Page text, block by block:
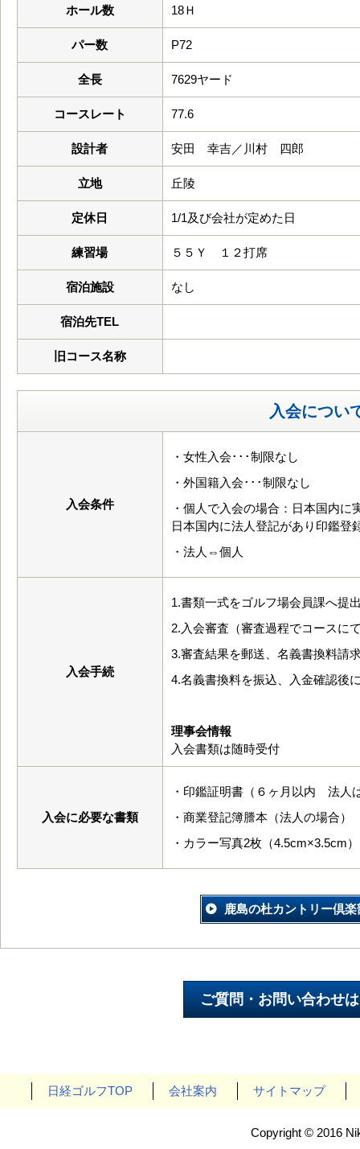
ホール数 18Ｈ
パー数 P72
全長 7629ヤード
コースレート 77.6
設計者 安田 幸吉／川村 四郎
立地 丘陵
定休日 1/1及び会社が定めた日
練習場 ５５Ｙ １２打席
宿泊施設 なし
宿泊先TEL
旧コース名称
入会につい
入会条件
・女性入会･･･制限なし
・外国籍入会･･･制限なし
・個人で入会の場合：日本国内
日本国内に法人登記があり印鑑登
・法人⇔個人
入会手続
1.書類一式をゴルフ場会員課へ提
2.入会審査（審査過程でコースに
3.審査結果を郵送、名義書換料請
4.名義書換料を振込、入金確認後
理事会情報
入会書類は随時受付
入会に必要な書類
・印鑑証明書（６ヶ月以内 法人
・商業登記簿謄本（法人の場合）
・カラー写真2枚（4.5cm×3.5cm）
鹿島の杜カントリー倶
日経ゴルフTOP 会社案内 サイトマップ
Copyright © 2016